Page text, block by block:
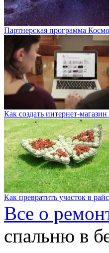
Партнерская программа
Как создать интернет-
Как превратить участок в
Все о
спальню в